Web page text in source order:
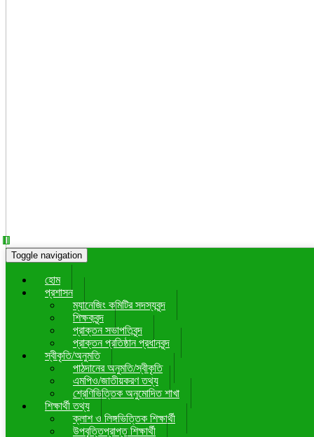
Toggle navigation
হোম
প্রশাসন
ম্যানেজিং কমিটির সদস্যবৃন্দ
শিক্ষকবৃন্দ
প্রাক্তন সভাপতিবৃন্দ
প্রাক্তন প্রতিষ্ঠান প্রধানবৃন্দ
স্বীকৃতি/অনুমতি
পাঠদানের অনুমতি/স্বীকৃতি
এমপিও/জাতীয়করণ তথ্য
শ্রেণিভিত্তিক অনুমোদিত শাখা
শিক্ষার্থী তথ্য
ক্লাশ ও লিঙ্গভিত্তিক শিক্ষার্থী
উপবৃত্তিপ্রাপ্ত শিক্ষার্থী